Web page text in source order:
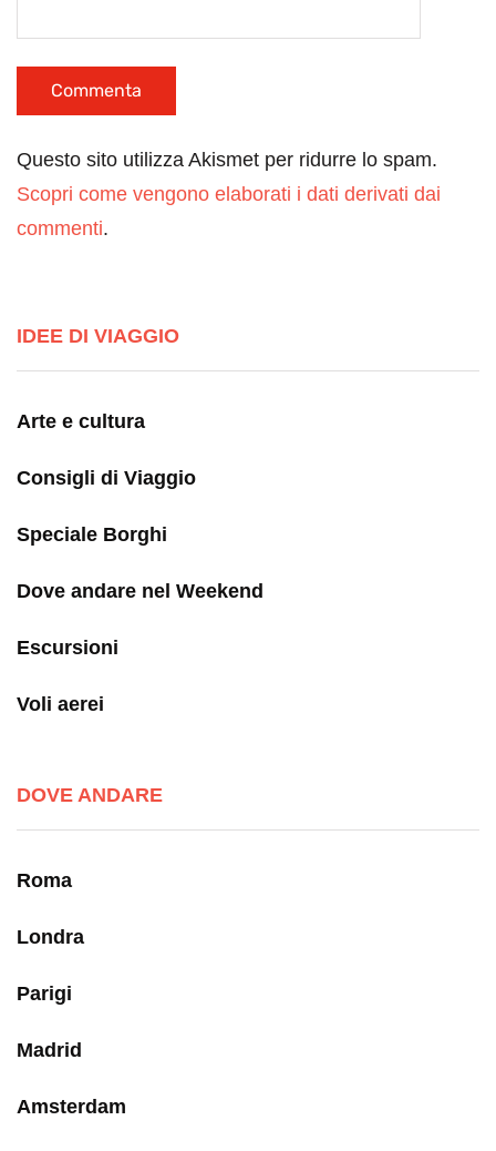
Questo sito utilizza Akismet per ridurre lo spam.
Scopri come vengono elaborati i dati derivati dai
commenti.
IDEE DI VIAGGIO
Arte e cultura
Consigli di Viaggio
Speciale Borghi
Dove andare nel Weekend
Escursioni
Voli aerei
DOVE ANDARE
Roma
Londra
Parigi
Madrid
Amsterdam